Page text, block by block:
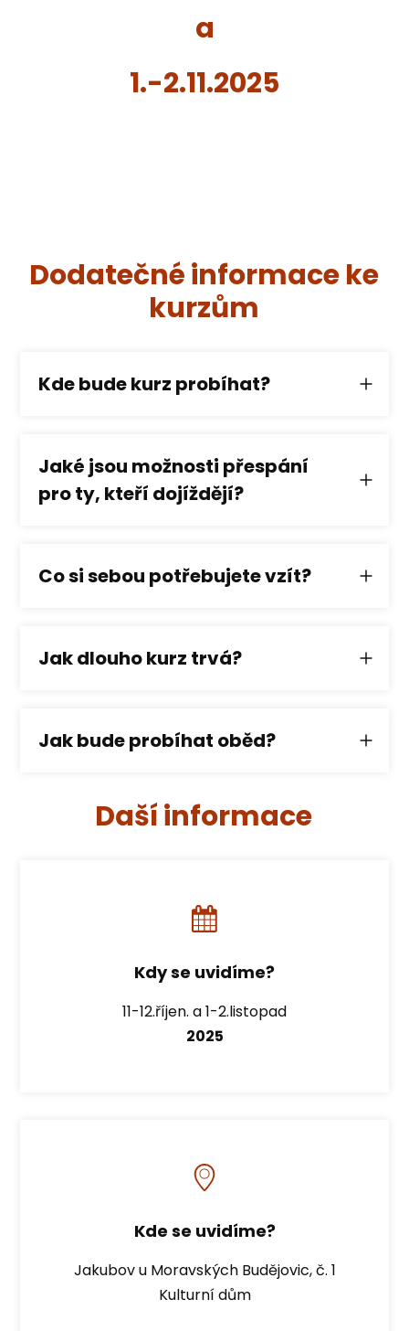
a
1.-2.11.2025
Dodatečné informace ke
kurzům
Kde bude kurz probíhat?
Jaké jsou možnosti přespání
pro ty, kteří dojíždějí?
Co si sebou potřebujete vzít?
Jak dlouho kurz trvá?
Jak bude probíhat oběd?
Daší informace
Kdy se uvidíme?
11-12.říjen. a 1-2.listopad
2025
Kde se uvidíme?
Jakubov u Moravských Budějovic, č. 1
Kulturní dům